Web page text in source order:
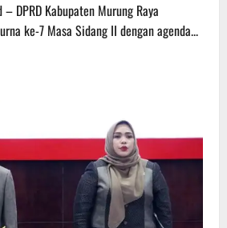
DPRD Kabupaten Murung Raya
ke-7 Masa Sidang II dengan agenda...